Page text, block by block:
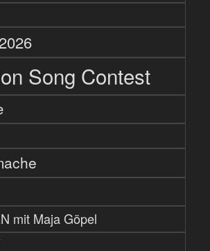
Song Contest
mit Maja Göpel